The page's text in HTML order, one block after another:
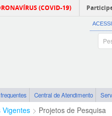
(COVID-19)
Central de Atendimento
Vigentes Projetos de Pesquisa